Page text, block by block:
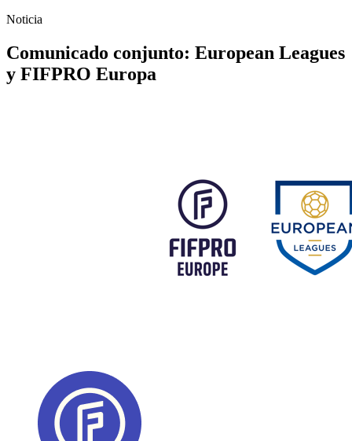
Noticia
Comunicado conjunto: European Leagues
y FIFPRO Europa